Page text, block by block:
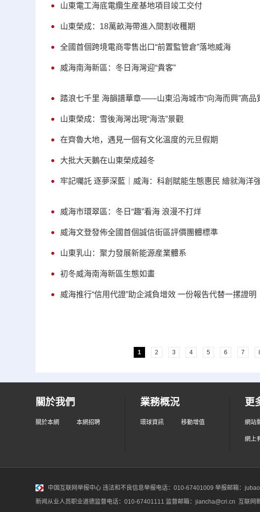
山東電工海底電纜生産基地項目竣工交付
山東榮成：18萬畝海帶進入間割收穫期
全國首個跨境電商零售出口“前置監管倉”落地威海
威海南海新區：冬日海灣迎“貴客”
踏浪七千里 海韻譜華章——山東沿海城市“向海而興”高品
山東榮成：雪後海灣出現“海浩”景觀
在齊魯大地，遇見一個有文化溫度的元旦假期
大批大天鵝在山東榮成越冬
牢記囑託 逐夢深藍｜威海：科創賦能生態惠民 繪就海洋
威海市環翠區：冬日“趣”看海 浪漫不打烊
威海文登發佈全國首個誠信街區評價團體標準
山東乳山：聚力發展新能源産業體系
初冬威海南海新區生態如畫
威海推行“信用代證”助企減負增效 一份報告代替一摞證明
1 2 3 4 5 6 7
關於我們
關於本網 本網招聘
業務概況
環球資訊 移動增值
更
網站
網上
中国互联网举报中心 违法和不良信息举报电话：010-67401009 举报邮箱：
新闻从业人员职业道德监督电话：010-67401111 监督邮箱：jiancha@cri.cn 互联网